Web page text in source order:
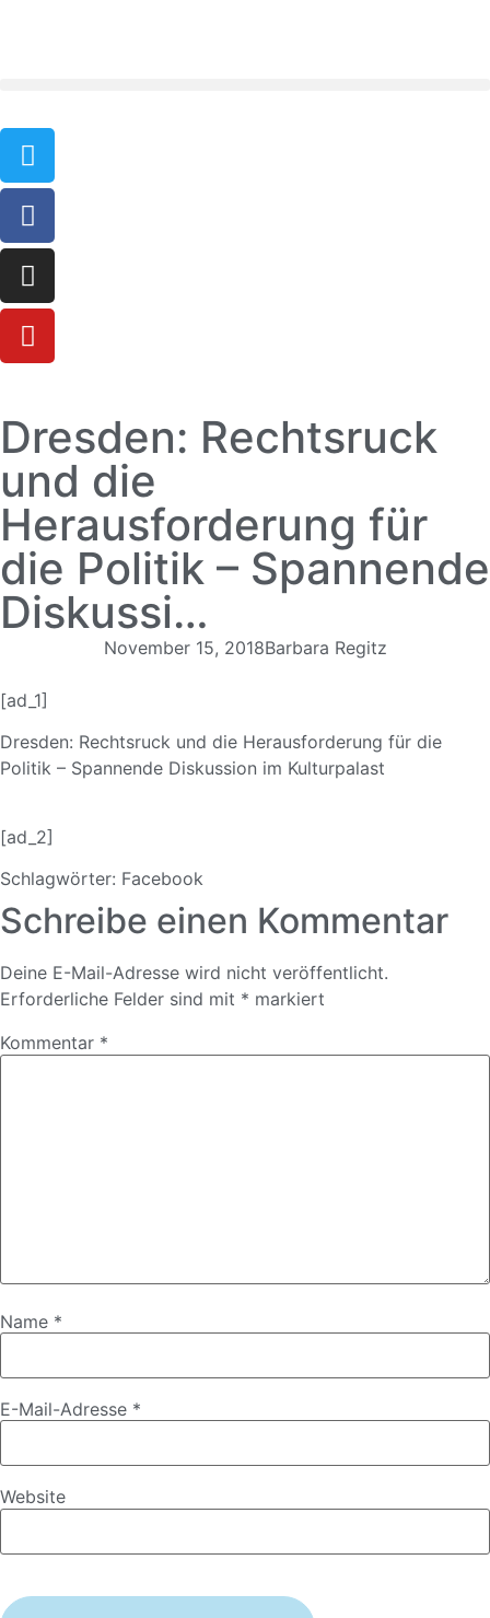
Dresden: Rechtsruck
und die
Herausforderung für
die Politik – Spannende
Diskussi…
November 15, 2018Barbara Regitz
[ad_1]
Dresden: Rechtsruck und die Herausforderung für die
Politik – Spannende Diskussion im Kulturpalast
[ad_2]
Schlagwörter: Facebook
Schreibe einen Kommentar
Deine E-Mail-Adresse wird nicht veröffentlicht.
Erforderliche Felder sind mit * markiert
Kommentar *
Name *
E-Mail-Adresse *
Website